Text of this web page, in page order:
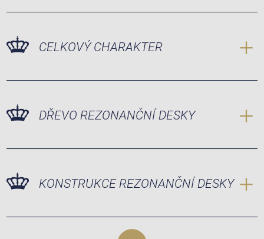
CELKOVÝ CHARAKTER
DŘEVO REZONANČNÍ DESKY
KONSTRUKCE REZONANČNÍ DESKY